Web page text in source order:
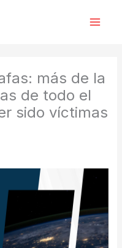
más de la
de todo el
sido víctimas